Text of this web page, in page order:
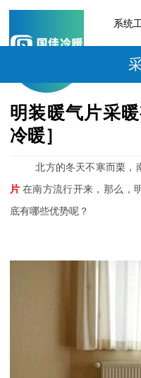
系统
明装暖气片采
冷暖］
北方的冬天不寒而栗，
片 在南方流行开来，那么，
底有哪些优势呢？